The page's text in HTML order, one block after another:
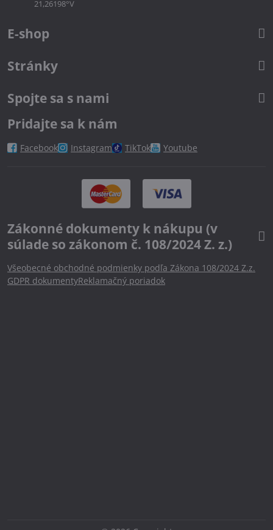
21,26198°V
E-shop
Stránky
Spojte sa s nami
Pridajte sa k nám
Facebook Instagram TikTok Youtube
Zákonné dokumenty k nákupu (v
súlade so zákonom č. 108/2024 Z. z.)
Všeobecné obchodné podmienky podľa Zákona 108/2024 Z.z.
GDPR dokumentyReklamačný poriadok